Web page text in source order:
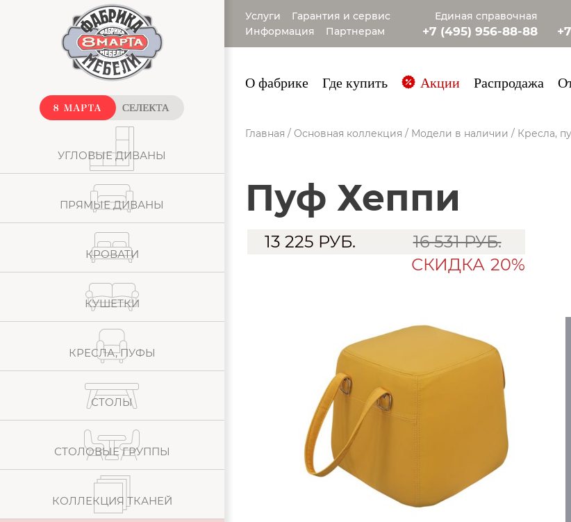
УГЛОВЫЕ ДИВАНЫ
ПРЯМЫЕ ДИВАНЫ
КРОВАТИ
КУШЕТКИ
КРЕСЛА, ПУФЫ
СТОЛЫ
СТОЛОВЫЕ ГРУППЫ
КОЛЛЕКЦИЯ ТКАНЕЙ
Услуги
Гарантия и сервис
Информация
Партнерам
Единая справочная
+7 (495) 956-88-88
О фабрике Где купить Акции Распродажа
Главная / Основная коллекция / Модели в наличии / Кресла,
Пуф Хеппи
13 225 РУБ.
16 531 РУБ.
СКИДКА 20%